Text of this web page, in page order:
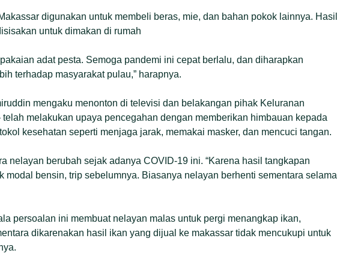
digunakan untuk membeli beras, mie, dan bahan pokok lainnya. Hasil
untuk dimakan di rumah
adat pesta. Semoga pandemi ini cepat berlalu, dan diharapkan
terhadap masyarakat pulau,” harapnya.
mengaku menonton di televisi dan belakangan pihak Keluranan
melakukan upaya pencegahan dengan memberikan himbauan kepada
kesehatan seperti menjaga jarak, memakai masker, dan mencuci tangan.
nelayan berubah sejak adanya COVID-19 ini. “Karena hasil tangkapan
modal bensin, trip sebelumnya. Biasanya nelayan berhenti sementara selama
persoalan ini membuat nelayan malas untuk pergi menangkap ikan,
dikarenakan hasil ikan yang dijual ke makassar tidak mencukupi untuk